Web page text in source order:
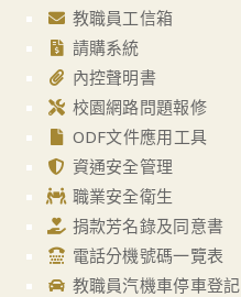
教職員工信箱
請購系統
內控聲明書
校園網路問題報修
ODF文件應用工具
資通安全管理
職業安全衛生
捐款芳名錄及同意書
電話分機號碼一覽表
教職員汽機車停車登記